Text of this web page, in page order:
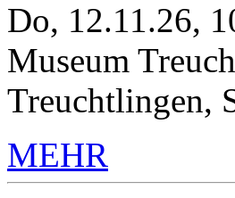
Do, 12.11.26,
Museum
Treuchtlingen,
MEHR